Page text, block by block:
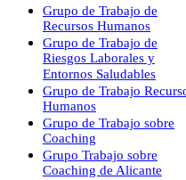
Grupo de Trabajo de
Recursos Humanos
Grupo de Trabajo de
Riesgos Laborales y
Entornos Saludables
Grupo de Trabajo
Humanos
Grupo de Trabajo sobre
Coaching
Grupo Trabajo sobre
Coaching de Alicante